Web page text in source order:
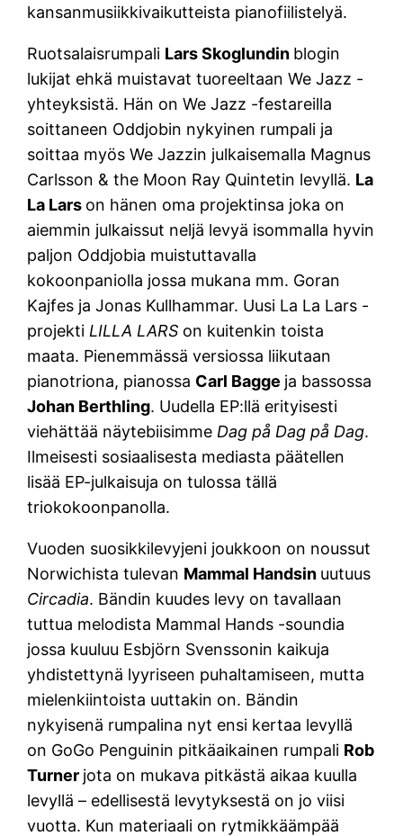
kansanmusiikkivaikutteista pianofiilistelyä.
Ruotsalaisrumpali Lars Skoglundin blogin
lukijat ehkä muistavat tuoreeltaan We Jazz -
yhteyksistä. Hän on We Jazz -festareilla
soittaneen Oddjobin nykyinen rumpali ja
soittaa myös We Jazzin julkaisemalla Magnus
Carlsson & the Moon Ray Quintetin levyllä. La
La Lars on hänen oma projektinsa joka on
aiemmin julkaissut neljä levyä isommalla hyvin
paljon Oddjobia muistuttavalla
kokoonpaniolla jossa mukana mm. Goran
Kajfes ja Jonas Kullhammar. Uusi La La Lars -
projekti LILLA LARS on kuitenkin toista
maata. Pienemmässä versiossa liikutaan
pianotriona, pianossa Carl Bagge ja bassossa
Johan Berthling. Uudella EP:llä erityisesti
viehättää näytebiisimme Dag på Dag på Dag.
Ilmeisesti sosiaalisesta mediasta päätellen
lisää EP-julkaisuja on tulossa tällä
triokokoonpanolla.
Vuoden suosikkilevyjeni joukkoon on noussut
Norwichista tulevan Mammal Handsin uutuus
Circadia. Bändin kuudes levy on tavallaan
tuttua melodista Mammal Hands -soundia
jossa kuuluu Esbjörn Svenssonin kaikuja
yhdistettynä lyyriseen puhaltamiseen, mutta
mielenkiintoista uuttakin on. Bändin
nykyisenä rumpalina nyt ensi kertaa levyllä
on GoGo Penguinin pitkäaikainen rumpali Rob
Turner jota on mukava pitkästä aikaa kuulla
levyllä – edellisestä levytyksestä on jo viisi
vuotta. Kun materiaali on rytmikkäämpää